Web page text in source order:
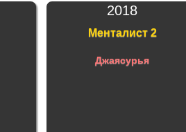
2018
Менталист 2
Джаясурья